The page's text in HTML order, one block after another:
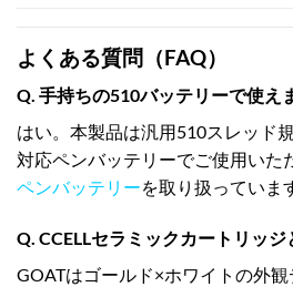
よくある質問（FAQ）
Q. 手持ちの510バッテリーで使え
はい。本製品は汎用510スレッド
対応ペンバッテリーでご使用いた
ペンバッテリーを取り扱っていま
Q. CCELLセラミックカートリッジ
GOATはゴールド×ホワイトの外